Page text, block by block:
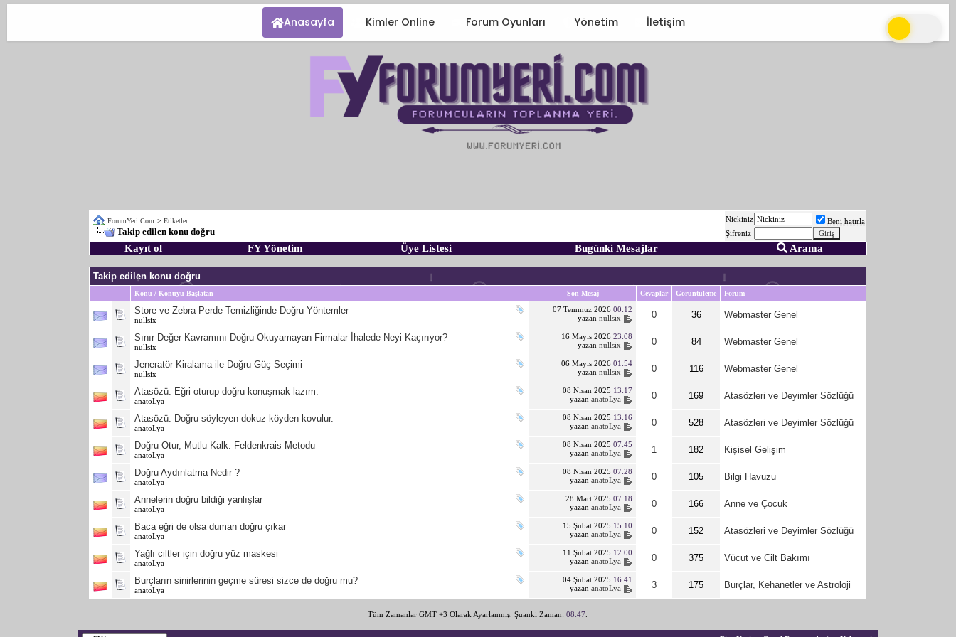
Anasayfa Kimler Online Forum Oyunları Yönetim İletişim
ForumYeri.Com >Etiketler
Takip edilen konu doğru
Nickiniz
Beni hatırla
Şifreniz
Kayıt ol FY Yönetim Üye Listesi Bugünki Mesajlar Arama
Takip edilen konu doğru
Konu / Konuyu Başlatan Son Mesaj Cevaplar Görüntüleme Forum
Store ve Zebra Perde Temizliğinde Doğru Yöntemler
nullsix
07 Temmuz 202600:12
yazannullsix 0 36 Webmaster Genel
Sınır Değer Kavramını Doğru Okuyamayan Firmalar İhalede Neyi Kaçırıyor?
nullsix
16 Mayıs 202623:08
yazannullsix 0 84 Webmaster Genel
Jeneratör Kiralama ile Doğru Güç Seçimi
nullsix
06 Mayıs 202601:54
yazannullsix 0 116 Webmaster Genel
Atasözü: Eğri oturup doğru konuşmak lazım.
anatoLya
08 Nisan 2025 13:17
yazananatoLya 0 169 Atasözleri ve Deyimler Sözlüğü
Atasözü: Doğru söyleyen dokuz köyden kovulur.
anatoLya
08 Nisan 2025 13:16
yazananatoLya 0 528 Atasözleri ve Deyimler Sözlüğü
Doğru Otur, Mutlu Kalk: Feldenkrais Metodu
anatoLya
08 Nisan 202507:45
yazananatoLya 1 182 Kişisel Gelişim
Doğru Aydınlatma Nedir ?
anatoLya
08 Nisan 202507:28
yazananatoLya 0 105 Bilgi Havuzu
Annelerin doğru bildiği yanlışlar
anatoLya
28 Mart 202507:18
yazananatoLya 0 166 Anne ve Çocuk
Baca eğri de olsa duman doğru çıkar
anatoLya
15 Şubat 2025 15:10
yazananatoLya 0 152 Atasözleri ve Deyimler Sözlüğü
Yağlı ciltler için doğru yüz maskesi
anatoLya
11 Şubat 2025 12:00
yazananatoLya 0 375 Vücut ve Cilt Bakımı
Burçların sinirlerinin geçme süresi sizce de doğru mu?
anatoLya
04 Şubat 2025 16:41
yazananatoLya 3 175 Burçlar, Kehanetler ve Astroloji
Tüm Zamanlar GMT +3 Olarak Ayarlanmış. Şuanki Zaman:08:47